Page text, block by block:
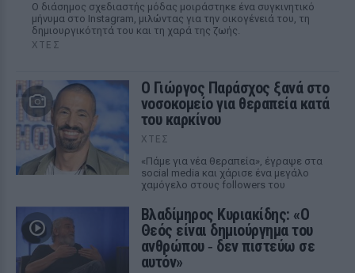
Ο διάσημος σχεδιαστής μόδας μοιράστηκε ένα συγκινητικό
μήνυμα στο Instagram, μιλώντας για την οικογένειά του, τη
δημιουργικότητά του και τη χαρά της ζωής.
ΧΤΕΣ
O Γιώργος Παράσχος ξανά στο
νοσοκομείο για θεραπεία κατά
του καρκίνου
ΧΤΕΣ
«Πάμε για νέα θεραπεία», έγραψε στα
social media και χάρισε ένα μεγάλο
χαμόγελο στους followers του
Βλαδίμηρος Κυριακίδης: «Ο
Θεός είναι δημιούργημα του
ανθρώπου ‑ δεν πιστεύω σε
αυτόν»